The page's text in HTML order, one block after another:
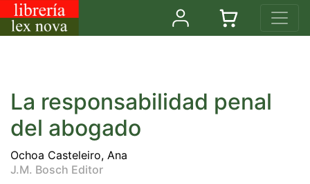
La responsabilidad penal
del abogado
Ochoa Casteleiro, Ana
J.M. Bosch Editor